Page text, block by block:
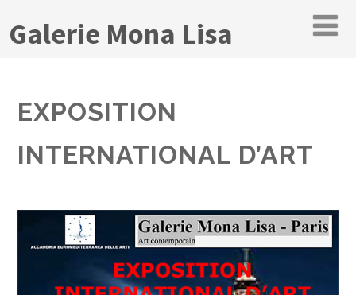
Galerie Mona Lisa
EXPOSITION
INTERNATIONAL D’ART